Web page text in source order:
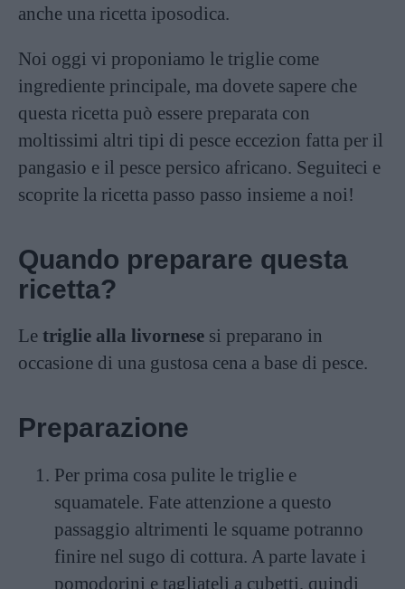
anche una ricetta iposodica.
Noi oggi vi proponiamo le triglie come
ingrediente principale, ma dovete sapere che
questa ricetta può essere preparata con
moltissimi altri tipi di pesce eccezion fatta per il
pangasio e il pesce persico africano. Seguiteci e
scoprite la ricetta passo passo insieme a noi!
Quando preparare questa
ricetta?
Le triglie alla livornese si preparano in
occasione di una gustosa cena a base di pesce.
Preparazione
Per prima cosa pulite le triglie e
squamatele. Fate attenzione a questo
passaggio altrimenti le squame potranno
finire nel sugo di cottura. A parte lavate i
pomodorini e tagliateli a cubetti, quindi